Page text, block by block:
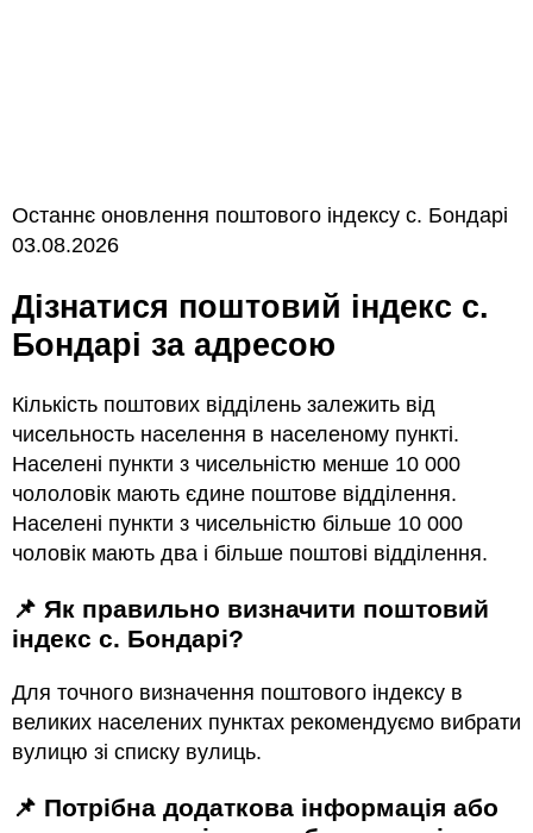
Останнє оновлення поштового індексу с. Бондарі
03.08.2026
Дізнатися поштовий індекс с.
Бондарі за адресою
Кількість поштових відділень залежить від
чисельность населення в населеному пункті.
Населені пункти з чисельністю менше 10 000
чололовік мають єдине поштове відділення.
Населені пункти з чисельністю більше 10 000
чоловік мають два і більше поштові відділення.
📌 Як правильно визначити поштовий
індекс с. Бондарі?
Для точного визначення поштового індексу в
великих населених пунктах рекомендуємо вибрати
вулицю зі списку вулиць.
📌 Потрібна додаткова інформація або